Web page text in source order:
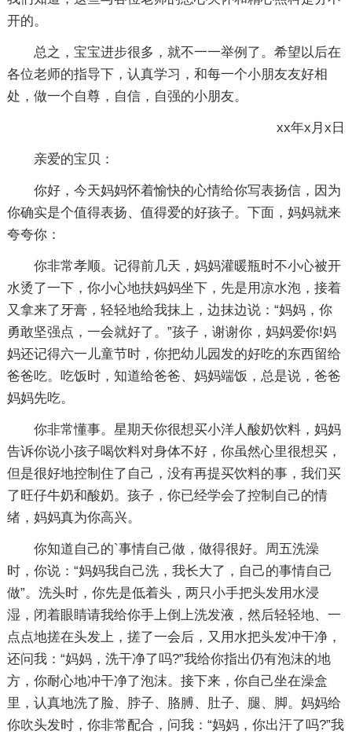
开的。
总之，宝宝进步很多，就不一一举例了。希望以后在
各位老师的指导下，认真学习，和每一个小朋友友好相
处，做一个自尊，自信，自强的小朋友。
xx年x月x日
亲爱的宝贝：
你好，今天妈妈怀着愉快的心情给你写表扬信，因为
你确实是个值得表扬、值得爱的好孩子。下面，妈妈就来
夸夸你：
你非常孝顺。记得前几天，妈妈灌暖瓶时不小心被开
水烫了一下，你小心地扶妈妈坐下，先是用凉水泡，接着
又拿来了牙膏，轻轻地给我抹上，边抹边说：“妈妈，你
勇敢坚强点，一会就好了。”孩子，谢谢你，妈妈爱你!妈
妈还记得六一儿童节时，你把幼儿园发的好吃的东西留给
爸爸吃。吃饭时，知道给爸爸、妈妈端饭，总是说，爸爸
妈妈先吃。
你非常懂事。星期天你很想买小洋人酸奶饮料，妈妈
告诉你说小孩子喝饮料对身体不好，你虽然心里很想买，
但是很好地控制住了自己，没有再提买饮料的事，我们买
了旺仔牛奶和酸奶。孩子，你已经学会了控制自己的情
绪，妈妈真为你高兴。
你知道自己的`事情自己做，做得很好。周五洗澡
时，你说：“妈妈我自己洗，我长大了，自己的事情自己
做”。洗头时，你先是低着头，两只小手把头发用水浸
湿，闭着眼睛请我给你手上倒上洗发液，然后轻轻地、一
点点地搓在头发上，搓了一会后，又用水把头发冲干净，
还问我：“妈妈，洗干净了吗?”我给你指出仍有泡沫的地
方，你耐心地冲干净了泡沫。接下来，你自己坐在澡盒
里，认真地洗了脸、脖子、胳膊、肚子、腿、脚。妈妈给
你吹头发时，你非常配合，问我：“妈妈，你出汗了吗?”我